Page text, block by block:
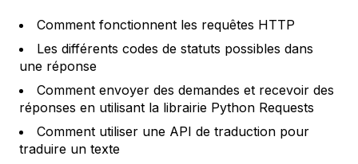
Comment fonctionnent les requêtes HTTP
Les différents codes de statuts possibles dans
une réponse
Comment envoyer des demandes et recevoir des
réponses en utilisant la librairie Python Requests
Comment utiliser une API de traduction pour
traduire un texte